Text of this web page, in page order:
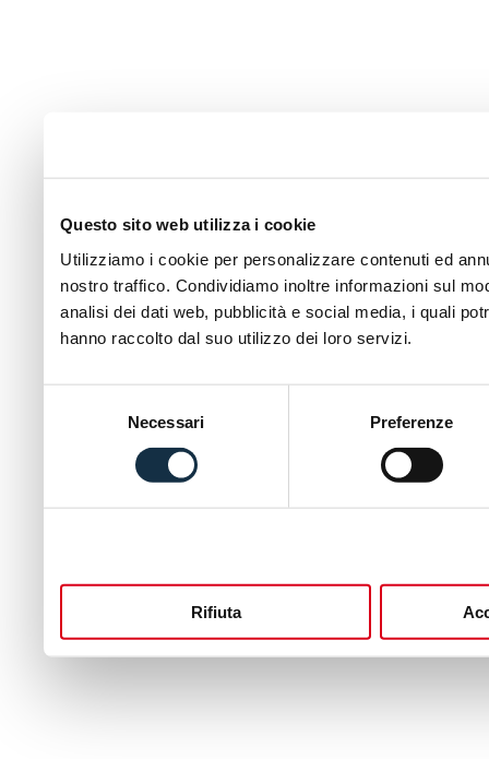
Questo sito web utilizza i cookie
Utilizziamo i cookie per personalizzare contenuti ed
nostro traffico. Condividiamo inoltre informazioni sul
analisi dei dati web, pubblicità e social media, i quali
hanno raccolto dal suo utilizzo dei loro servizi.
Necessari Preferenze
Rifiuta